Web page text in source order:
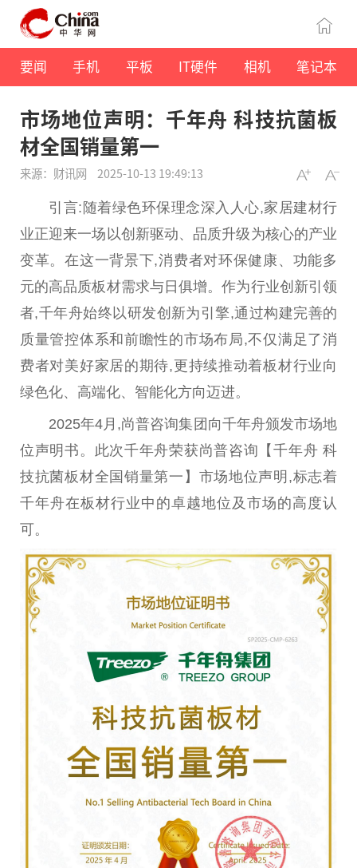
要闻 手机 平板 IT硬件 相机 笔记本
市场地位声明：千年舟 科技抗菌板
材全国销量第一
来源：财讯网 2025-10-13 19:49:13
引言:随着绿色环保理念深入人心,家居建材行
业正迎来一场以创新驱动、品质升级为核心的产业
变革。在这一背景下,消费者对环保健康、功能多
元的高品质板材需求与日俱增。作为行业创新引领
者,千年舟始终以研发创新为引擎,通过构建完善的
质量管控体系和前瞻性的市场布局,不仅满足了消
费者对美好家居的期待,更持续推动着板材行业向
绿色化、高端化、智能化方向迈进。
2025年4月,尚普咨询集团向千年舟颁发市场地
位声明书。此次千年舟荣获尚普咨询【千年舟 科
技抗菌板材全国销量第一】市场地位声明,标志着
千年舟在板材行业中的卓越地位及市场的高度认
可。